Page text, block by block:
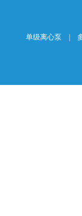
单级离心泵